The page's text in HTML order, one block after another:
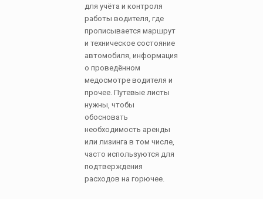
для учёта и контроля
работы водителя, где
прописывается маршрут
и техническое состояние
автомобиля, информация
о проведённом
медосмотре водителя и
прочее. Путевые листы
нужны, чтобы
обосновать
необходимость аренды
или лизинга в том числе,
часто используются для
подтверждения
расходов на горючее.